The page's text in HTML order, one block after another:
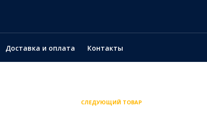
Доставка и оплата Контакты
СЛЕДУЮЩИЙ ТОВАР